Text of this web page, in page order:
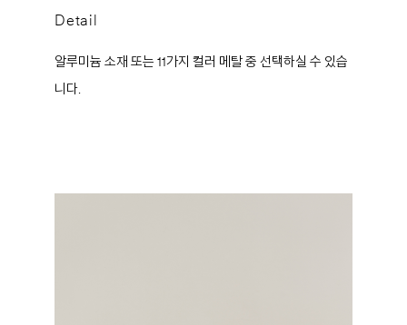
Detail
알루미늄 소재 또는 11가지 컬러 메탈 중 선택하실 수 있습
니다.